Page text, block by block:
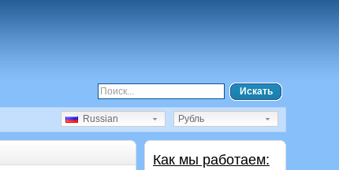
Искать
Рубль
Russian
Как мы работаем: